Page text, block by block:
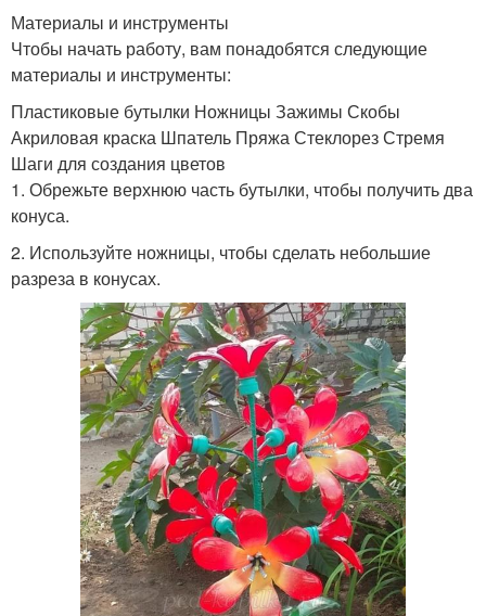
Материалы и инструменты
Чтобы начать работу, вам понадобятся следующие
материалы и инструменты:
Пластиковые бутылки Ножницы Зажимы Скобы
Акриловая краска Шпатель Пряжа Стеклорез Стремя
Шаги для создания цветов
1. Обрежьте верхнюю часть бутылки, чтобы получить два
конуса.
2. Используйте ножницы, чтобы сделать небольшие
разреза в конусах.